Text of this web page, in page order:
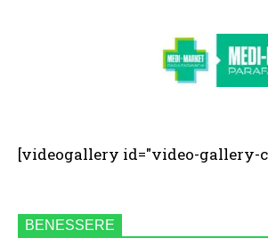
[videogallery id="video-gallery-
BENESSERE